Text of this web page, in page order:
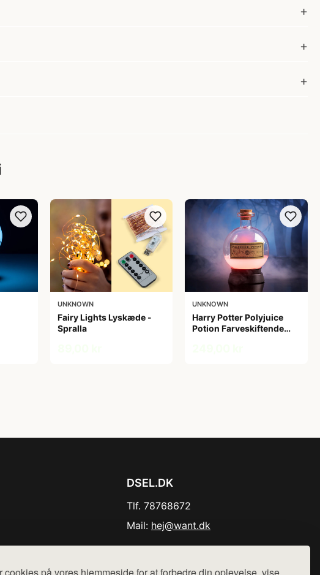
UNKNOWN
Fairy Lights Lyskæde -
Spralla
UNKNOWN
Harry Potter Polyjuice
Potion Farveskiftende
DSEL.DK
Tlf. 78768672
Mail: hej@want.dk